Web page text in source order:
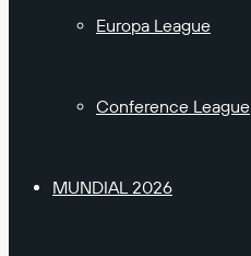
Europa League
Conference League
MUNDIAL 2026